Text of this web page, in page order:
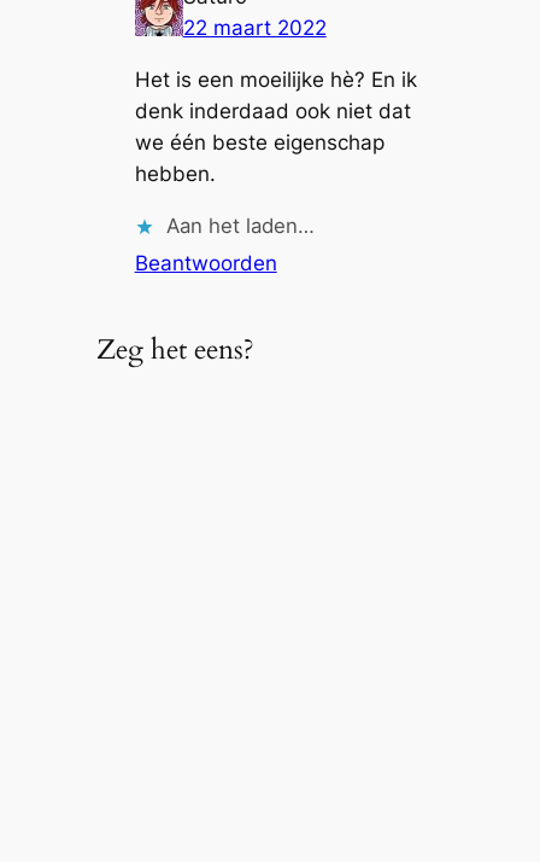
22 maart 2022
Het is een moeilijke hè? En ik
denk inderdaad ook niet dat
we één beste eigenschap
hebben.
Aan het laden…
Beantwoorden
Zeg het eens?